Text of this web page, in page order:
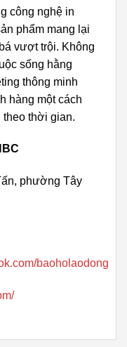
công nghệ in
phẩm mang lại
vượt trội. Không
sống hằng
thông minh
hàng một cách
thời gian.
phường Tây
baoholaodong